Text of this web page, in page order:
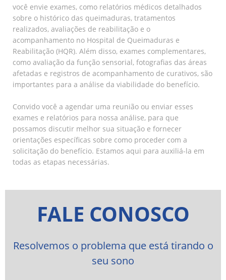
você envie exames, como relatórios médicos detalhados
sobre o histórico das queimaduras, tratamentos
realizados, avaliações de reabilitação e o
acompanhamento no Hospital de Queimaduras e
Reabilitação (HQR). Além disso, exames complementares,
como avaliação da função sensorial, fotografias das áreas
afetadas e registros de acompanhamento de curativos, são
importantes para a análise da viabilidade do benefício.
Convido você a agendar uma reunião ou enviar esses
exames e relatórios para nossa análise, para que
possamos discutir melhor sua situação e fornecer
orientações específicas sobre como proceder com a
solicitação do benefício. Estamos aqui para auxiliá-la em
todas as etapas necessárias.
FALE CONOSCO
Resolvemos o problema que está tirando o
seu sono